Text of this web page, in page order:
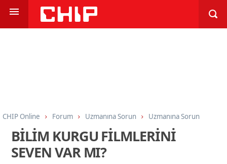
CHIP Online Forum Uzmanına Sorun Uzmanına Sorun
BİLİM KURGU FİLMLERİNİ
SEVEN VAR MI?